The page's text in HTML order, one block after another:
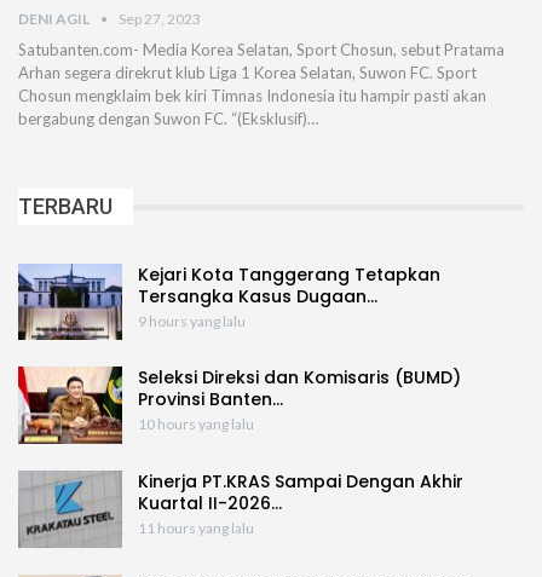
DENI AGIL Sep 27, 2023
Satubanten.com- Media Korea Selatan, Sport Chosun, sebut Pratama
Arhan segera direkrut klub Liga 1 Korea Selatan, Suwon FC. Sport
Chosun mengklaim bek kiri Timnas Indonesia itu hampir pasti akan
bergabung dengan Suwon FC. “(Eksklusif)…
TERBARU
Kejari Kota Tanggerang Tetapkan
Tersangka Kasus Dugaan…
9 hours yang lalu
Seleksi Direksi dan Komisaris (BUMD)
Provinsi Banten…
10 hours yang lalu
Kinerja PT.KRAS Sampai Dengan Akhir
Kuartal II-2026…
11 hours yang lalu